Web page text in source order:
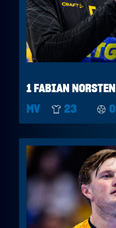
1 FABIAN NORSTEN
MV
23 0